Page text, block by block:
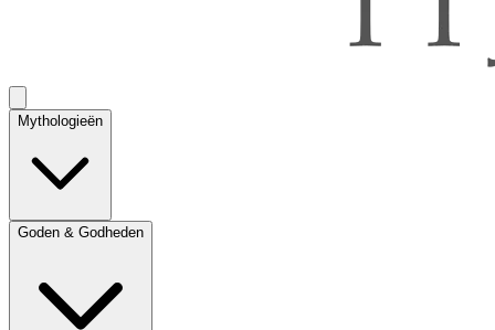
Mythologieën
Goden & Godheden